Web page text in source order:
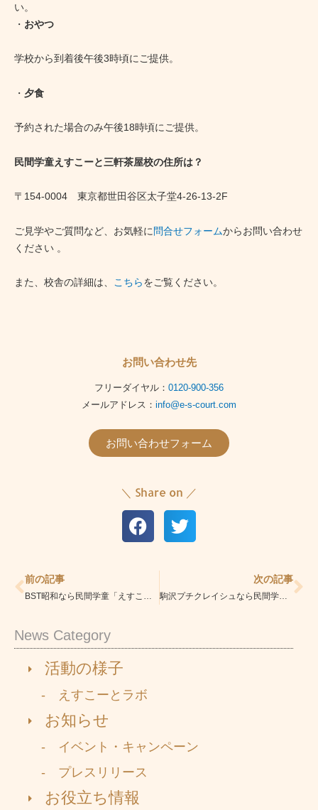
News Category
活動の様子
- えすこーとラボ
お知らせ
- イベント・キャンペーン
- プレスリリース
お役立ち情報
い。
・ おやつ
学校から到着後午後3時頃にご提供。
・ 夕食
予約された場合のみ午後18時頃にご提供。
民間学童えすこーと三軒茶屋校の住所は？
〒154-0004 東京都世田谷区太子堂4-26-13-2F
ご見学やご質問など、お気軽に問合せフォームからお問い合わせ
ください 。
また、校舎の詳細は、 こちらをご覧ください。
お問い合わせ先
フリーダイヤル： 0120-900-356
メールアドレス： info@e-s-court.com
お問い合わせフォーム
＼ Share on ／
前の記事
BST昭和なら民間学童「えすこーと三軒茶屋校」|安心の学童|学習指導・習い事も充実
次の記事
駒沢プチクレイシュなら民間学童「えすこーと三軒茶屋校」|安心の学童|学習指導・習い事も充実